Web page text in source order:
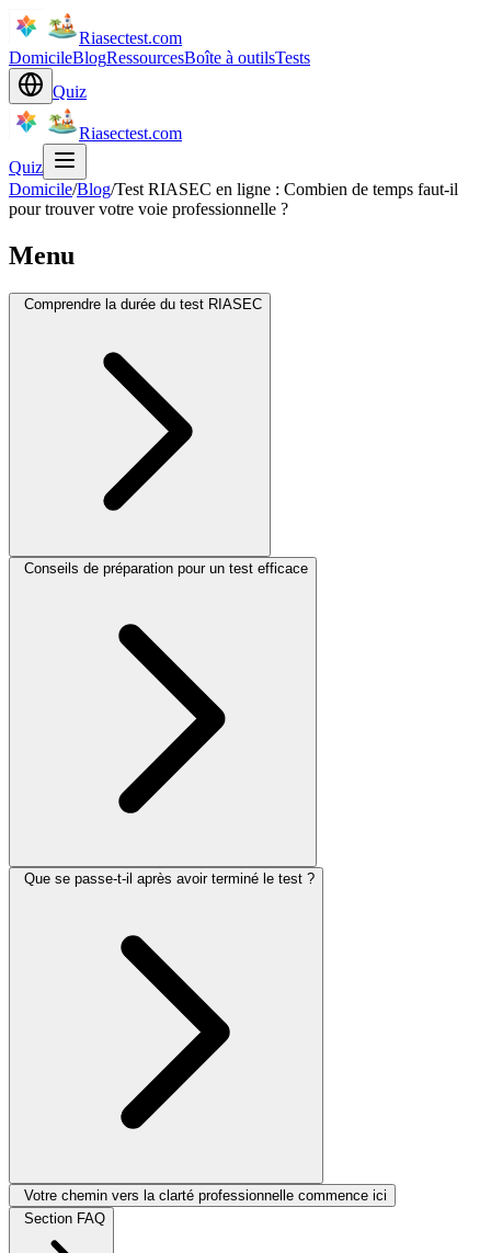
Riasectest.com
DomicileBlogRessourcesBoîte à outilsTests
Quiz
Riasectest.com
Quiz
Domicile/Blog/Test RIASEC en ligne : Combien de temps faut-il
pour trouver votre voie professionnelle ?
Menu
Comprendre la durée du test RIASEC
Conseils de préparation pour un test efficace
Que se passe-t-il après avoir terminé le test ?
Votre chemin vers la clarté professionnelle commence ici
Section FAQ